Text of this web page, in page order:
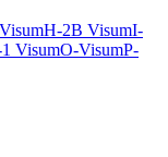
H-2B VisumI-
VisumO-VisumP-